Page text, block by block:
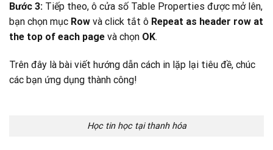
Bước 3: Tiếp theo, ô cửa số Table Properties được mở lên,
bạn chọn mục Row và click tắt ô Repeat as header row at
the top of each page và chọn OK.
Trên đây là bài viết hướng dẫn cách in lặp lại tiêu đề, chúc
các bạn ứng dụng thành công!
Học tin học tại thanh hóa